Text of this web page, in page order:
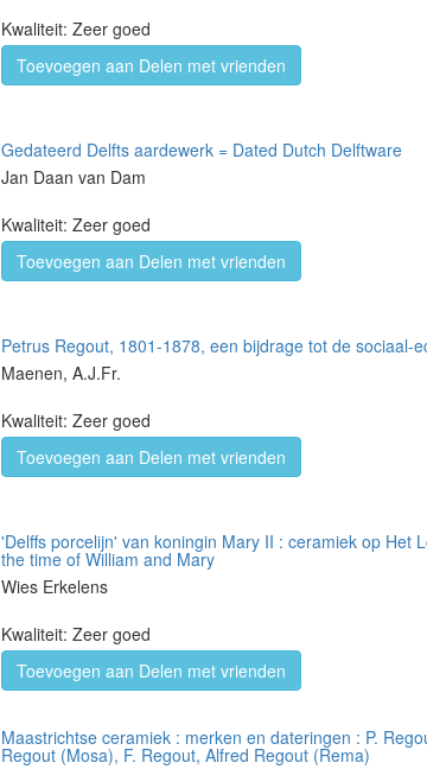
Kwaliteit: Zeer goed
Toevoegen aan Delen met vrienden
Gedateerd Delfts aardewerk = Dated Dutch Delftware
Jan Daan van Dam
Kwaliteit: Zeer goed
Toevoegen aan Delen met vrienden
Petrus Regout, 1801-1878, een bijdrage tot de sociaal-
Maenen, A.J.Fr.
Kwaliteit: Zeer goed
Toevoegen aan Delen met vrienden
'Delffs porcelijn' van koningin Mary II : ceramiek op Het
the time of William and Mary
Wies Erkelens
Kwaliteit: Zeer goed
Toevoegen aan Delen met vrienden
Maastrichtse ceramiek : merken en dateringen : P.
Regout (Mosa), F. Regout, Alfred Regout (Rema)